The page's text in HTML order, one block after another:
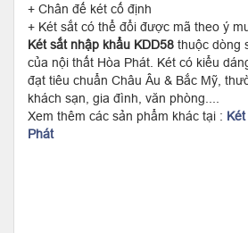
+ Chân đế két cố định
+ Két sắt có thể đổi được mã theo ý
Két sắt nhập khẩu KDD58 thuộc dòng
của nội thất Hòa Phát. Két có kiểu
đạt tiêu chuẩn Châu Âu & Bắc Mỹ,
khách sạn, gia đình, văn phòng....
Xem thêm các sản phẩm khác tại :
Phát